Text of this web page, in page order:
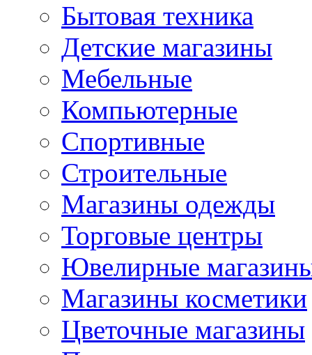
Бытовая техника
Детские магазины
Мебельные
Компьютерные
Спортивные
Строительные
Магазины одежды
Торговые центры
Ювелирные
Магазины косметики
Цветочные магазины